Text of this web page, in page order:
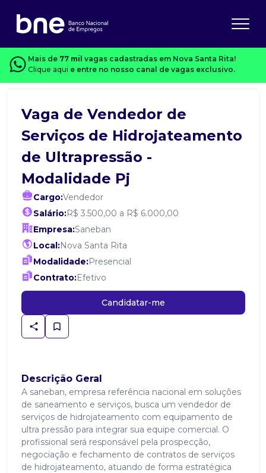
Mais de 77 mil vagas cadastradas em Nova Santa Rita!
Clique aqui e entre no nosso canal de vagas exclusivo.
Vaga de Vendedor de
Serviços de Hidrojateamento
de Ultrapressão -
Modalidade Pj
Cargo:Vendedor
Salário:R$ 3.500,00 a R$ 6.000,00
Empresa:Saneban
Local:Nova Santa Rita
Modalidade:Presencial
Contrato:Efetivo
Candidatar-me
Descrição Geral
A saneban, empresa referência nacional em soluções
de saneamento e serviços, busca um vendedor de
serviços de hidrojateamento com equipamento de
ultra pressão para integrar sua equipe comercial. O
profissional será responsável pela prospecção,
negociação e fechamento de contratos de serviços
de hidrojateamento, atuando de forma estratégica